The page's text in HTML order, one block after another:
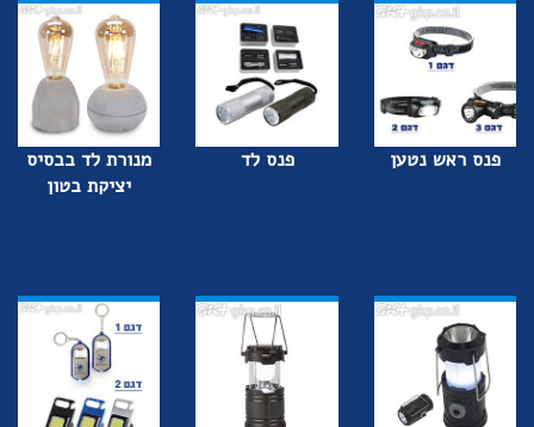
פנס ראש נטען פנס לד
מנורת לד בבסיס
יציקת בטון